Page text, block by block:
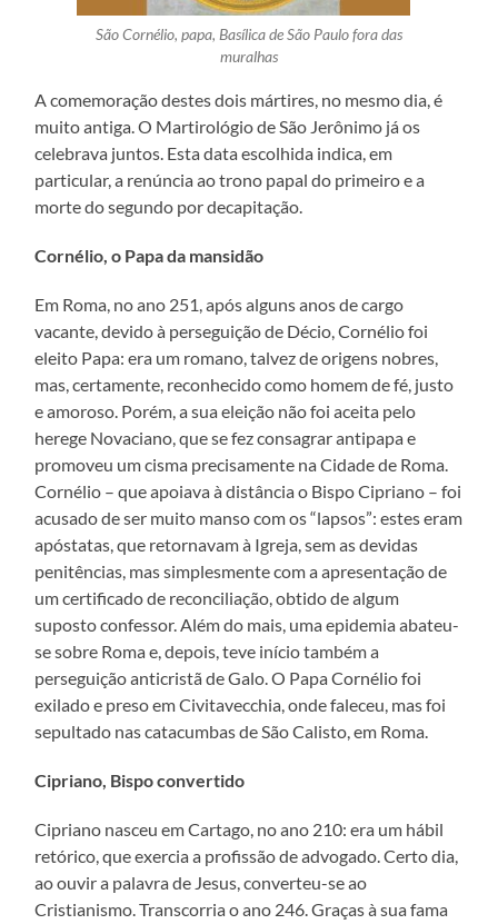
São Cornélio, papa, Basílica de São Paulo fora das
muralhas
A comemoração destes dois mártires, no mesmo dia, é
muito antiga. O Martirológio de São Jerônimo já os
celebrava juntos. Esta data escolhida indica, em
particular, a renúncia ao trono papal do primeiro e a
morte do segundo por decapitação.
Cornélio, o Papa da mansidão
Em Roma, no ano 251, após alguns anos de cargo
vacante, devido à perseguição de Décio, Cornélio foi
eleito Papa: era um romano, talvez de origens nobres,
mas, certamente, reconhecido como homem de fé, justo
e amoroso. Porém, a sua eleição não foi aceita pelo
herege Novaciano, que se fez consagrar antipapa e
promoveu um cisma precisamente na Cidade de Roma.
Cornélio – que apoiava à distância o Bispo Cipriano – foi
acusado de ser muito manso com os “lapsos”: estes eram
apóstatas, que retornavam à Igreja, sem as devidas
penitências, mas simplesmente com a apresentação de
um certificado de reconciliação, obtido de algum
suposto confessor. Além do mais, uma epidemia abateu-
se sobre Roma e, depois, teve início também a
perseguição anticristã de Galo. O Papa Cornélio foi
exilado e preso em Civitavecchia, onde faleceu, mas foi
sepultado nas catacumbas de São Calisto, em Roma.
Cipriano, Bispo convertido
Cipriano nasceu em Cartago, no ano 210: era um hábil
retórico, que exercia a profissão de advogado. Certo dia,
ao ouvir a palavra de Jesus, converteu-se ao
Cristianismo. Transcorria o ano 246. Graças à sua fama